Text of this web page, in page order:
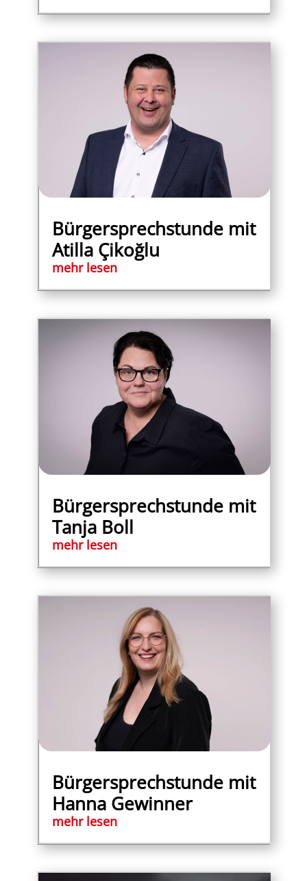
Bürgersprechstunde mit
Atilla Çikoğlu
mehr lesen
Bürgersprechstunde mit
Tanja Boll
mehr lesen
Bürgersprechstunde mit
Hanna Gewinner
mehr lesen